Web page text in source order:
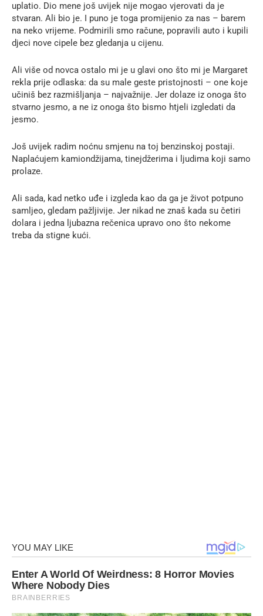
uplatio. Dio mene još uvijek nije mogao vjerovati da je
stvaran. Ali bio je. I puno je toga promijenio za nas – barem
na neko vrijeme. Podmirili smo račune, popravili auto i kupili
djeci nove cipele bez gledanja u cijenu.
Ali više od novca ostalo mi je u glavi ono što mi je Margaret
rekla prije odlaska: da su male geste pristojnosti – one koje
učiniš bez razmišljanja – najvažnije. Jer dolaze iz onoga što
stvarno jesmo, a ne iz onoga što bismo htjeli izgledati da
jesmo.
Još uvijek radim noćnu smjenu na toj benzinskoj postaji.
Naplaćujem kamiondžijama, tinejdžerima i ljudima koji samo
prolaze.
Ali sada, kad netko uđe i izgleda kao da ga je život potpuno
samljeo, gledam pažljivije. Jer nikad ne znaš kada su četiri
dolara i jedna ljubazna rečenica upravo ono što nekome
treba da stigne kući.